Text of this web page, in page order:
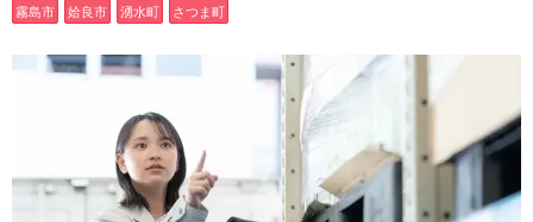
霧島市 姶良市 湧水町 さつま町